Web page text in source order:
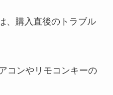
、購入直後のトラブル
コンやリモコンキーの